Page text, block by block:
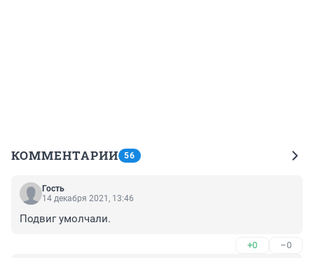
КОММЕНТАРИИ 56
Гость
14 декабря 2021, 13:46
Подвиг умолчали.
+0 –0